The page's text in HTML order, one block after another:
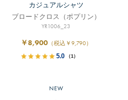
カジュアルシャツ
ブロードクロス（ポプリン）
YR1006_23
￥8,900（税込￥9,790）
5.0 （1）